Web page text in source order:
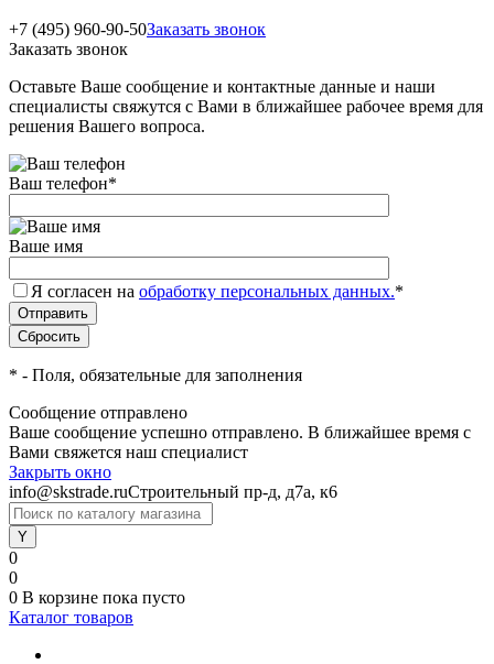
+7 (495) 960-90-50Заказать звонок
Заказать звонок
Оставьте Ваше сообщение и контактные данные и наши
специалисты свяжутся с Вами в ближайшее рабочее время для
решения Вашего вопроса.
Ваш телефон*
Ваше имя
Я согласен на обработку персональных данных.*
* - Поля, обязательные для заполнения
Сообщение отправлено
Ваше сообщение успешно отправлено. В ближайшее время с
Вами свяжется наш специалист
Закрыть окно
info@skstrade.ruСтроительный пр-д, д7а, к6
0
0
0 В корзине пока пусто
Каталог товаров